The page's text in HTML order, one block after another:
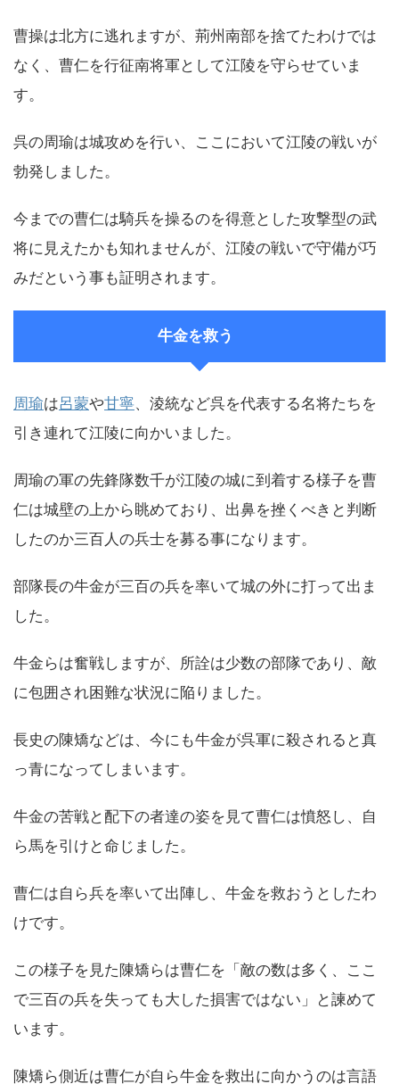
曹操は北方に逃れますが、荊州南部を捨てたわけでは
なく、曹仁を行征南将軍として江陵を守らせていま
す。
呉の周瑜は城攻めを行い、ここにおいて江陵の戦いが
勃発しました。
今までの曹仁は騎兵を操るのを得意とした攻撃型の武
将に見えたかも知れませんが、江陵の戦いで守備が巧
みだという事も証明されます。
牛金を救う
周瑜は呂蒙や甘寧、淩統など呉を代表する名将たちを
引き連れて江陵に向かいました。
周瑜の軍の先鋒隊数千が江陵の城に到着する様子を曹
仁は城壁の上から眺めており、出鼻を挫くべきと判断
したのか三百人の兵士を募る事になります。
部隊長の牛金が三百の兵を率いて城の外に打って出ま
した。
牛金らは奮戦しますが、所詮は少数の部隊であり、敵
に包囲され困難な状況に陥りました。
長史の陳矯などは、今にも牛金が呉軍に殺されると真
っ青になってしまいます。
牛金の苦戦と配下の者達の姿を見て曹仁は憤怒し、自
ら馬を引けと命じました。
曹仁は自ら兵を率いて出陣し、牛金を救おうとしたわ
けです。
この様子を見た陳矯らは曹仁を「敵の数は多く、ここ
で三百の兵を失っても大した損害ではない」と諫めて
います。
陳矯ら側近は曹仁が自ら牛金を救出に向かうのは言語